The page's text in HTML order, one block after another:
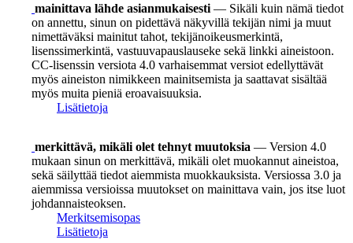
mainittava lähde asianmukaisesti — Sikäli kuin nämä tiedot
on annettu, sinun on pidettävä näkyvillä tekijän nimi ja muut
nimettäväksi mainitut tahot, tekijänoikeusmerkintä,
lisenssimerkintä, vastuuvapauslauseke sekä linkki aineistoon.
CC-lisenssin versiota 4.0 varhaisemmat versiot edellyttävät
myös aineiston nimikkeen mainitsemista ja saattavat sisältää
myös muita pieniä eroavaisuuksia.
Lisätietoja
merkittävä, mikäli olet tehnyt muutoksia — Version 4.0
mukaan sinun on merkittävä, mikäli olet muokannut aineistoa,
sekä säilyttää tiedot aiemmista muokkauksista. Versiossa 3.0 ja
aiemmissa versioissa muutokset on mainittava vain, jos itse luot
johdannaisteoksen.
Merkitsemisopas
Lisätietoja